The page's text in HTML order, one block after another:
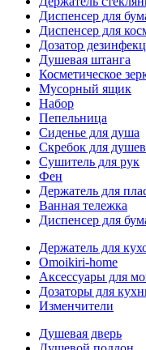
Диспенсер для
Диспенсер для
Дозатор
Душевая штанга
Косметическое
Мусорный ящик
Набор
Пепельница
Сиденье для душа
Скребок для
Сушитель для рук
Фен
Держатель для
Ванная тележка
Диспенсер для
Держатель для
Omoikiri-home
Аксессуары для
Дозаторы для
Изменчители
Душевая дверь